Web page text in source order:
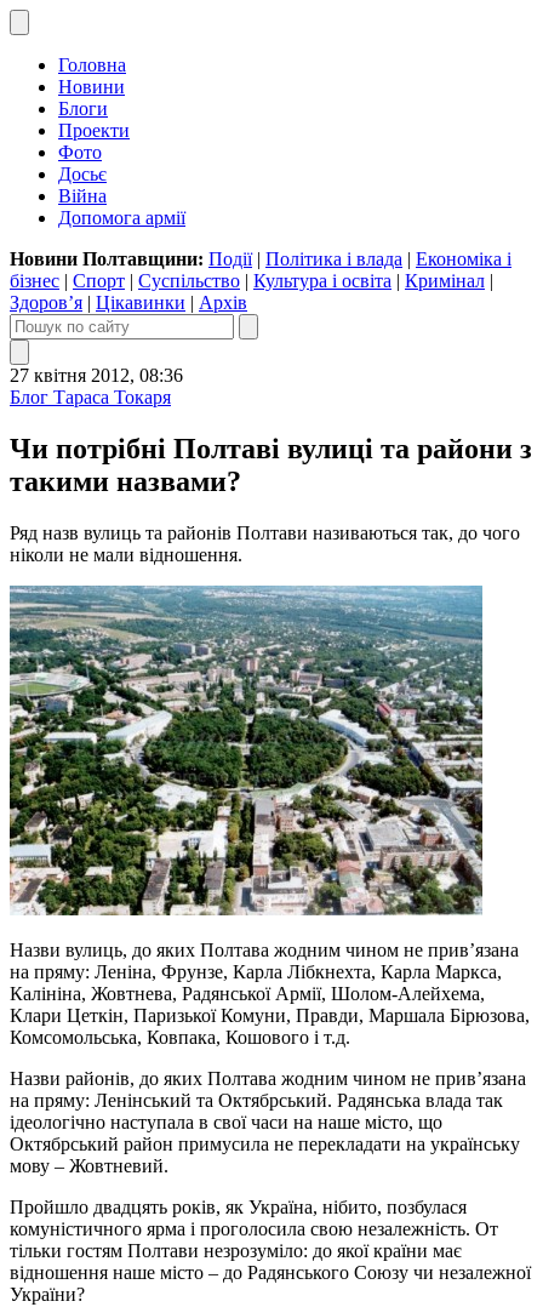
Головна
Новини
Блоги
Проекти
Фото
Досьє
Війна
Допомога армії
Новини Полтавщини: Події| Політика і влада | Економіка і
бізнес | Спорт | Суспільство | Культура і освіта | Кримінал |
Здоров’я | Цікавинки | Архів
27 квітня 2012, 08:36
Блог Тараса Токаря
Чи потрібні Полтаві вулиці та райони з
такими назвами?
Ряд назв вулиць та районів Полтави називаються так, до чого
ніколи не мали відношення.
Назви вулиць, до яких Полтава жодним чином не прив’язана
на пряму: Леніна, Фрунзе, Карла Лібкнехта, Карла Маркса,
Калініна, Жовтнева, Радянської Армії, Шолом-Алейхема,
Клари Цеткін, Паризької Комуни, Правди, Маршала Бірюзова,
Комсомольська, Ковпака, Кошового і т.д.
Назви районів, до яких Полтава жодним чином не прив’язана
на пряму: Ленінський та Октябрський. Радянська влада так
ідеологічно наступала в свої часи на наше місто, що
Октябрський район примусила не перекладати на українську
мову – Жовтневий.
Пройшло двадцять років, як Україна, нібито, позбулася
комуністичного ярма і проголосила свою незалежність. От
тільки гостям Полтави незрозуміло: до якої країни має
відношення наше місто – до Радянського Союзу чи незалежної
України?